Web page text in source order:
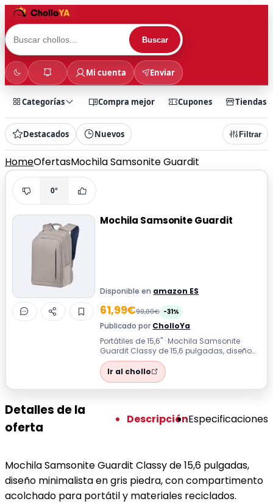
Buscar
Mi cuenta Enviar
Categorías Compra mejor Cupones Tiendas
Destacados Nuevos Filtrar
HomeOfertasMochila Samsonite Guardit
0°
Mochila Samsonite Guardit
Disponible en amazon ES
61,99€90,00€ -31%
Publicado por CholloYa
Portátiles de 15,6'' · Mochila Samsonite
Guardit Classy de 15,6 pulgadas, diseño
minimalista en gris piedra, con comp...
Ir al chollo
Detalles de la
oferta
DescripciónEspecificaciones
Mochila Samsonite Guardit Classy de 15,6 pulgadas,
diseño minimalista en gris piedra, con compartimento
acolchado para portátil y materiales reciclados.